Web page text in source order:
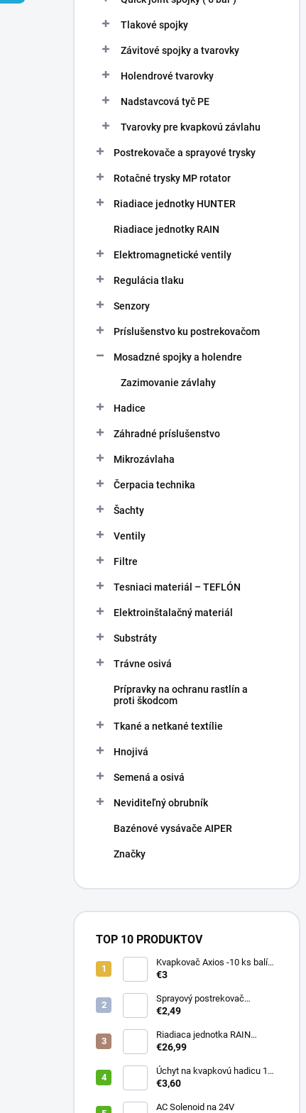
Tlakové spojky
Závitové spojky a tvarovky
Holendrové tvarovky
Nadstavcová tyč PE
Tvarovky pre kvapkovú závlahu
Postrekovače a sprayové trysky
Rotačné trysky MP rotator
Riadiace jednotky HUNTER
Riadiace jednotky RAIN
Elektromagnetické ventily
Regulácia tlaku
Senzory
Príslušenstvo ku postrekovačom
Mosadzné spojky a holendre
Zazimovanie závlahy
Hadice
Záhradné príslušenstvo
Mikrozávlaha
Čerpacia technika
Šachty
Ventily
Filtre
Tesniaci materiál – TEFLÓN
Elektroinštalačný materiál
Substráty
Trávne osivá
Prípravky na ochranu rastlín a
proti škodcom
Tkané a netkané textílie
Hnojivá
Semená a osivá
Neviditeľný obrubník
Bazénové vysávače AIPER
Značky
TOP 10 PRODUKTOV
Kvapkovač Axios -10 ks balík,
prietok 4 l/h, regulácia tlaku
€3
Sprayový postrekovač
HUNTER Pro Spray 04
€2,49
Riadiaca jednotka RAIN
PRESSURE ZERO
€26,99
Úchyt na kvapkovú hadicu 16-
20 mm ČIERNY (balík 20 ks)
€3,60
AC Solenoid na 24V